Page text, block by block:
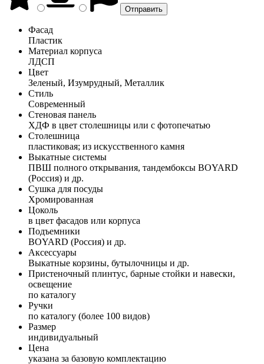
Фасад
Пластик
Материал корпуса
ЛДСП
Цвет
Зеленый, Изумрудный, Металлик
Стиль
Современный
Стеновая панель
ХДФ в цвет столешницы или с фотопечатью
Столешница
пластиковая; из искусственного камня
Выкатные системы
ПВШ полного открывания, тандембоксы BOYARD
(Россия) и др.
Сушка для посуды
Хромированная
Цоколь
в цвет фасадов или корпуса
Подъемники
BOYARD (Россия) и др.
Аксессуары
Выкатные корзины, бутылочницы и др.
Пристеночный плинтус, барные стойки и навески,
освещение
по каталогу
Ручки
по каталогу (более 100 видов)
Размер
индивидуальный
Цена
указана за базовую комплектацию